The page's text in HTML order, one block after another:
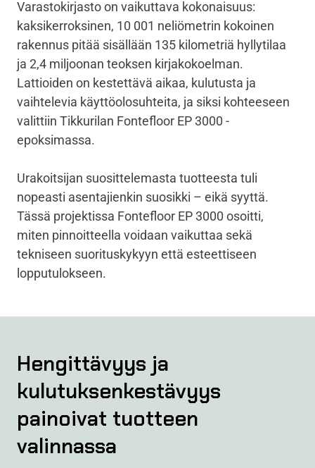
Varastokirjasto on vaikuttava kokonaisuus:
kaksikerroksinen, 10 001 neliömetrin kokoinen
rakennus pitää sisällään 135 kilometriä hyllytilaa
ja 2,4 miljoonan teoksen kirjakokoelman.
Lattioiden on kestettävä aikaa, kulutusta ja
vaihtelevia käyttöolosuhteita, ja siksi kohteeseen
valittiin Tikkurilan Fontefloor EP 3000 -
epoksimassa.
Urakoitsijan suosittelemasta tuotteesta tuli
nopeasti asentajienkin suosikki – eikä syyttä.
Tässä projektissa Fontefloor EP 3000 osoitti,
miten pinnoitteella voidaan vaikuttaa sekä
tekniseen suorituskykyyn että esteettiseen
lopputulokseen.
Hengittävyys ja
kulutuksenkestävyys
painoivat tuotteen
valinnassa